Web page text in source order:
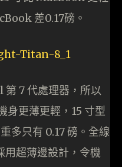
差0.17磅。
7 代處理器，所以
身更薄更輕，15 寸型
多只有 0.17 磅。全線
用超薄邊設計，令機